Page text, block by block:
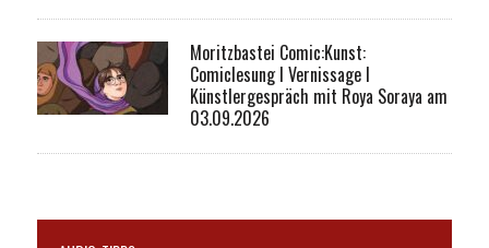
Moritzbastei Comic:Kunst:
Comiclesung I Vernissage I
Künstlergespräch mit Roya Soraya am
03.09.2026